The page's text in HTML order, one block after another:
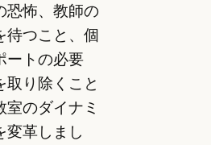
恐怖、教師の
待つこと、個
ートの必要
取り除くこと
室のダイナミ
変革しまし